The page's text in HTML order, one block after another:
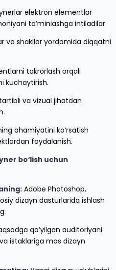
elektron elementlar
ta’minlashga intiladilar.
va shakllar yordamida diqqatni
takrorlash orqali
kuchaytirish.
va vizual jihatdan
ahamiyatini ko’rsatish
foydalanish.
bo‘lish uchun
Adobe Photoshop,
dizayn dasturlarida ishlash
qo’yilgan auditoriyani
istaklariga mos dizayn